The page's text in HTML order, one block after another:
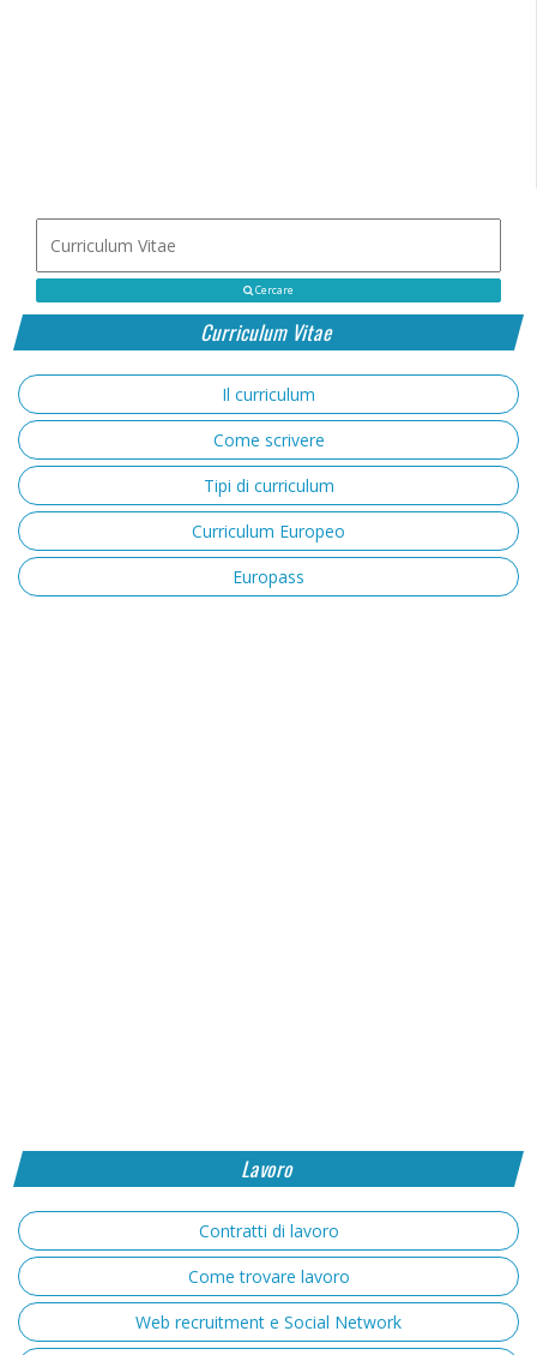
Cercare
Curriculum Vitae
Il curriculum
Come scrivere
Tipi di curriculum
Curriculum Europeo
Europass
Lavoro
Contratti di lavoro
Come trovare lavoro
Web recruitment e Social Network